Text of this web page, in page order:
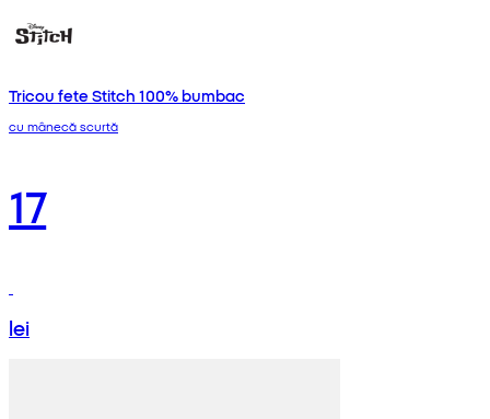
Tricou fete Stitch 100% bumbac
cu mânecă scurtă
17
lei